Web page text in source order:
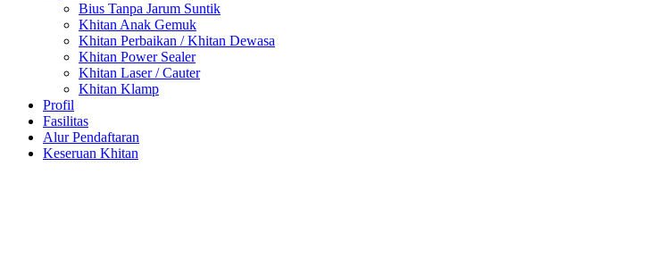
Bius Tanpa Jarum Suntik
Khitan Anak Gemuk
Khitan Perbaikan / Khitan Dewasa
Khitan Power Sealer
Khitan Laser / Cauter
Khitan Klamp
Profil
Fasilitas
Alur Pendaftaran
Keseruan Khitan